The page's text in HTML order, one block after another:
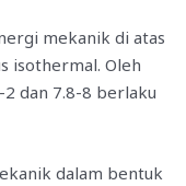
mekanik di atas
isothermal. Oleh
2 dan 7.8-8 berlaku
dalam bentuk